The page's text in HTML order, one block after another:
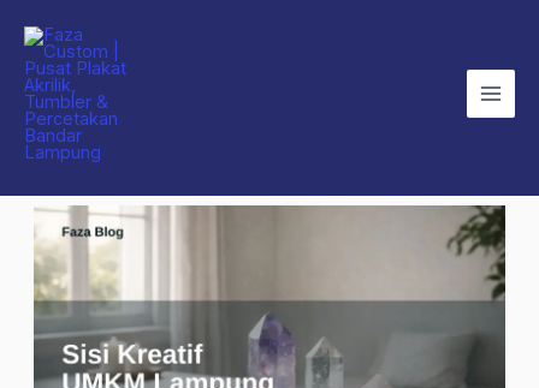
content